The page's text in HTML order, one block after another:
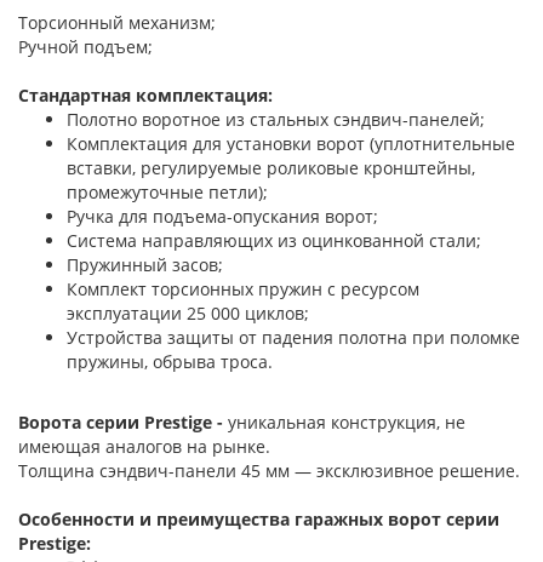
Торсионный механизм;
Ручной подъем;
Стандартная комплектация:
Полотно воротное из стальных сэндвич-панелей;
Комплектация для установки ворот (уплотнительные
вставки, регулируемые роликовые кронштейны,
промежуточные петли);
Ручка для подъема-опускания ворот;
Система направляющих из оцинкованной стали;
Пружинный засов;
Комплект торсионных пружин с ресурсом
эксплуатации 25 000 циклов;
Устройства защиты от падения полотна при поломке
пружины, обрыва троса.
Ворота серии Prestige - уникальная конструкция, не
имеющая аналогов на рынке.
Толщина сэндвич-панели 45 мм — эксклюзивное решение.
Особенности и преимущества гаражных ворот серии
Prestige: